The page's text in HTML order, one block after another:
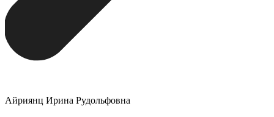
Айриянц Ирина Рудольфовна